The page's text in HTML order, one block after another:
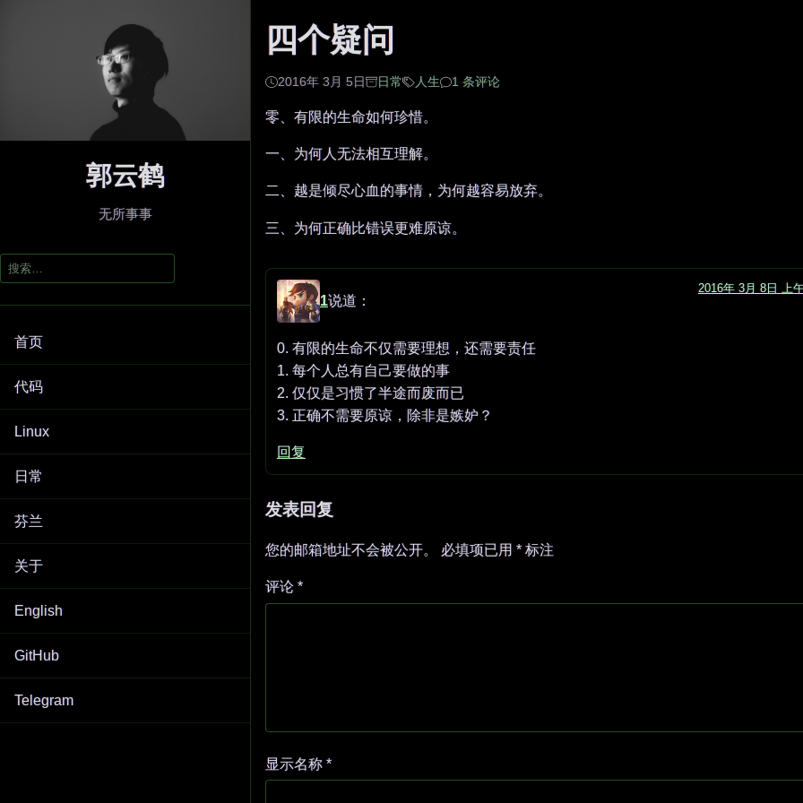
郭云鹤
无所事事
搜
索：
首页
代码
Linux
日常
芬兰
关于
English
GitHub
Telegram
四个疑问
2016年 3月 5日 日常 人生 1 条评论
零、有限的生命如何珍惜。
一、为何人无法相互理解。
二、越是倾尽心血的事情，为何越容易放弃。
三、为何正确比错误更难原谅。
1说道：
2016年 3月 8日 上
0. 有限的生命不仅需要理想，还需要责任
1. 每个人总有自己要做的事
2. 仅仅是习惯了半途而废而已
3. 正确不需要原谅，除非是嫉妒？
回复
发表回复
您的邮箱地址不会被公开。 必填项已用 *标注
评论 *
显示名称 *